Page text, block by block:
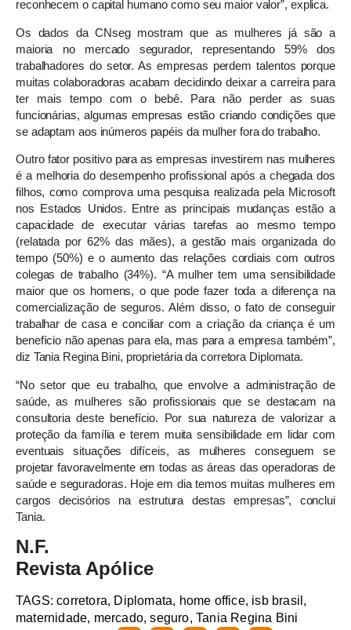
reconhecem o capital humano como seu maior valor”, explica.
Os dados da CNseg mostram que as mulheres já são a
maioria no mercado segurador, representando 59% dos
trabalhadores do setor. As empresas perdem talentos porque
muitas colaboradoras acabam decidindo deixar a carreira para
ter mais tempo com o bebê. Para não perder as suas
funcionárias, algumas empresas estão criando condições que
se adaptam aos inúmeros papéis da mulher fora do trabalho.
Outro fator positivo para as empresas investirem nas mulheres
é a melhoria do desempenho profissional após a chegada dos
filhos, como comprova uma pesquisa realizada pela Microsoft
nos Estados Unidos. Entre as principais mudanças estão a
capacidade de executar várias tarefas ao mesmo tempo
(relatada por 62% das mães), a gestão mais organizada do
tempo (50%) e o aumento das relações cordiais com outros
colegas de trabalho (34%). “A mulher tem uma sensibilidade
maior que os homens, o que pode fazer toda a diferença na
comercialização de seguros. Além disso, o fato de conseguir
trabalhar de casa e conciliar com a criação da criança é um
benefício não apenas para ela, mas para a empresa também”,
diz Tania Regina Bini, proprietária da corretora Diplomata.
“No setor que eu trabalho, que envolve a administração de
saúde, as mulheres são profissionais que se destacam na
consultoria deste benefício. Por sua natureza de valorizar a
proteção da família e terem muita sensibilidade em lidar com
eventuais situações difíceis, as mulheres conseguem se
projetar favoravelmente em todas as áreas das operadoras de
saúde e seguradoras. Hoje em dia temos muitas mulheres em
cargos decisórios na estrutura destas empresas”, conclui
Tania.
N.F.
Revista Apólice
TAGS: corretora, Diplomata, home office, isb brasil ,
maternidade, mercado,seguro,Tania Regina Bini